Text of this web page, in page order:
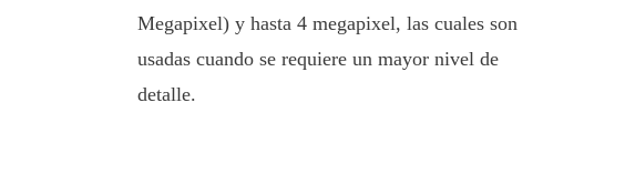
Megapixel) y hasta 4 megapixel, las cuales son
usadas cuando se requiere un mayor nivel de
detalle.